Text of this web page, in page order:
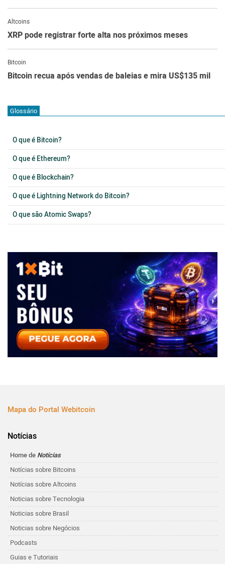
Altcoins
XRP pode registrar forte alta nos próximos meses
Bitcoin
Bitcoin recua após vendas de baleias e mira US$135 mil
Glossário
O que é Bitcoin?
O que é Ethereum?
O que é Blockchain?
O que é Lightning Network do Bitcoin?
O que são Atomic Swaps?
Mapa do Portal Webitcoin
Notícias
Home de Notícias
Notícias sobre Bitcoins
Notícias sobre Altcoins
Noticias sobre Tecnologia
Noticias sobre Brasil
Noticias sobre Negócios
Podcasts
Guias e Tutoriais